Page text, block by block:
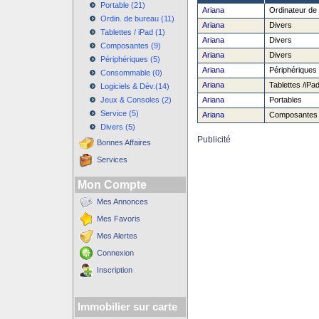
Portable (21)
Ordin. de bureau (11)
Tablettes / iPad (1)
Composantes (9)
Périphériques (5)
Consommable (0)
Logiciels & Dév.(14)
Jeux & Consoles (2)
Service (5)
Divers (5)
Bonnes Affaires
Services
Mon Compte
Mes Annonces
Mes Favoris
Mes Alertes
Connexion
Inscription
Immobilier sur carte
Ariana
Ordinateur de
Ariana
Divers
Ariana
Divers
Ariana
Divers
Ariana
Périphériques
Ariana
Tablettes /iPad
Ariana
Portables
Ariana
Composantes
Publicité